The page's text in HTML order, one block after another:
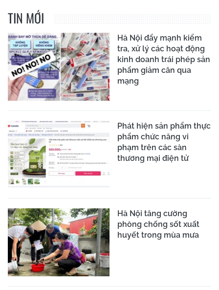
TIN MỚI
Hà Nội đẩy mạnh kiểm
tra, xử lý các hoạt động
kinh doanh trái phép sản
phẩm giảm cân qua
mạng
Phát hiện sản phẩm thực
phẩm chức năng vi
phạm trên các sàn
thương mại điện tử
Hà Nội tăng cường
phòng chống sốt xuất
huyết trong mùa mưa